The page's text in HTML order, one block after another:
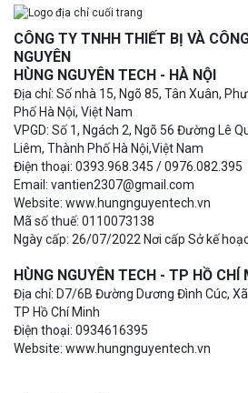
CÔNG TY TNHH THIẾT BỊ VÀ
NGUYÊN
HÙNG NGUYÊN TECH - HÀ NỘI
Địa chỉ: Số nhà 15, Ngõ 85, Tân Xuân,
Phố Hà Nội, Việt Nam
VPGD: Số 1, Ngách 2, Ngõ 56 Đường Lê
Liêm, Thành Phố Hà Nội,Việt Nam
Điện thoại: 0393.968.345 / 0976.082.395
Email: vantien2307@gmail.com
Website: www.hungnguyentech.vn
Mã số thuế: 0110073138
Ngày cấp: 26/07/2022 Nơi cấp Sở kế
HÙNG NGUYÊN TECH - TP HỒ CHÍ
Địa chỉ: D7/6B Đường Dương Đình Cúc,
TP Hồ Chí Minh
Điện thoại: 0934616395
Website: www.hungnguyentech.vn